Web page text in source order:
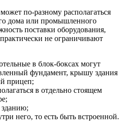
по-разному располагаться
дома или промышленного
поставки оборудования,
не ограничивают
в блок-боксах могут
фундамент, крышу здания
прицеп;
в отдельно стоящем
него, то есть быть встроенной.